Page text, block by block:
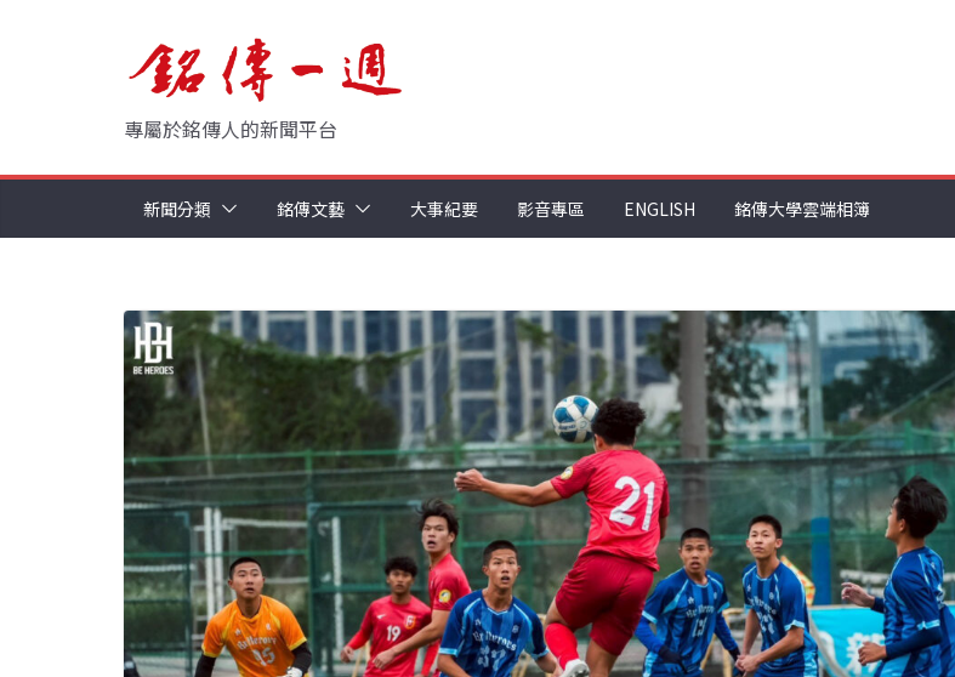
專屬於銘傳人的新聞平台
新聞分類 銘傳文藝 大事紀要 影音專區 ENGLISH 銘傳大學雲端相簿